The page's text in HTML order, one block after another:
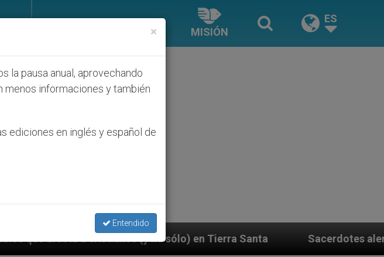
MISIÓN
ES
(y no sólo) en Tierra Santa Sacerdotes alemanes fieles al Papa
×
la pausa anual, aprovechando
menos informaciones y también
ediciones en inglés y español de
Entendido